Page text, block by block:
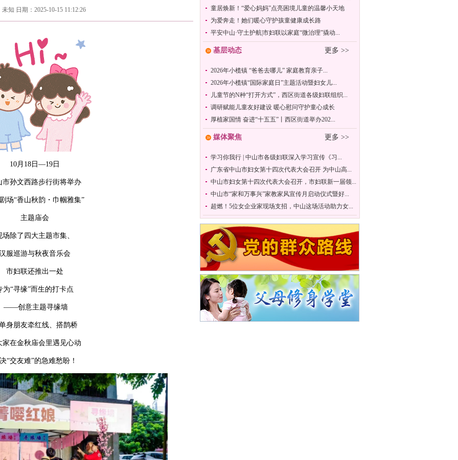
知 日期：2025-10-15 11:12:26
10月18日—19日
市孙文西路步行街将举办
场“香山秋韵・巾帼雅集”
主题庙会
场 除了四大主题市集、
服巡游与秋夜音乐会
市妇联还推出一处
为“寻缘”而生的打卡点
——创意主题寻缘墙
身朋友牵红线、搭鹊桥
家在金秋庙会里遇见心动
“交友难”的急难愁盼！
童居焕新！“爱心妈妈”点亮困境儿童的温馨小天地
为爱奔走！她们暖心守护孩童健康成长路
平安中山·守土护航|市妇联以家庭“微治理”撬动...
更多 >>
基层动态
2026年小榄镇 “爸爸去哪儿” 家庭教育亲子...
2026年小榄镇“国际家庭日”主题活动暨妇女儿...
儿童节的N种“打开方式”，西区街道各级妇联组织...
调研赋能儿童友好建设 暖心慰问守护童心成长
厚植家国情 奋进“十五五”丨西区街道举办202...
更多 >>
媒体聚焦
学习你我行 | 中山市各级妇联深入学习宣传《习...
广东省中山市妇女第十四次代表大会召开 为中山高...
中山市妇女第十四次代表大会召开，市妇联新一届领...
中山市“家和万事兴”家教家风宣传月启动仪式暨好...
超燃！5位女企业家现场支招，中山这场活动助力女...